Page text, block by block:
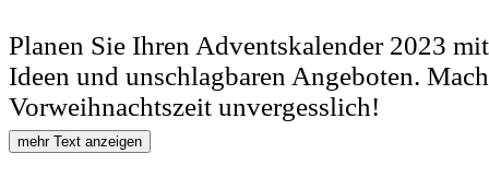
Planen Sie Ihren Adventskalender 2023
Ideen und unschlagbaren Angeboten.
Vorweihnachtszeit unvergesslich!
mehr Text anzeigen